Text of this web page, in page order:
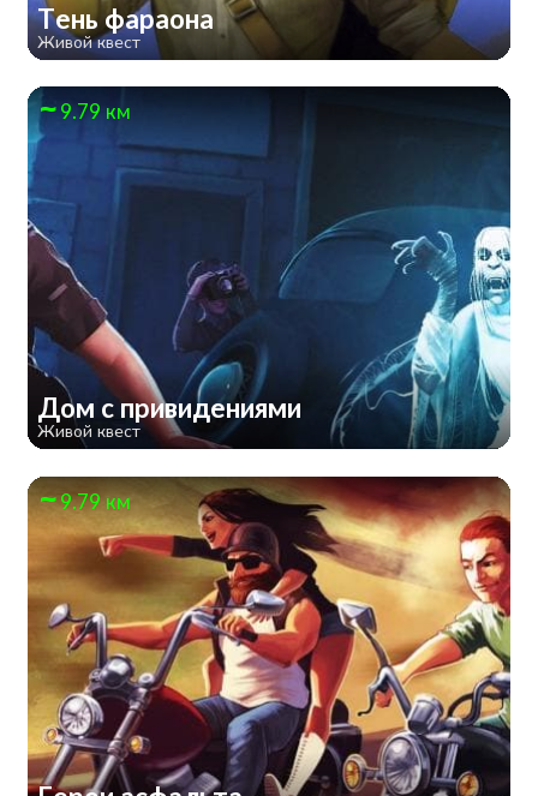
Тень фараона
Живой квест
9.79 км
Дом с привидениями
Живой квест
9.79 км